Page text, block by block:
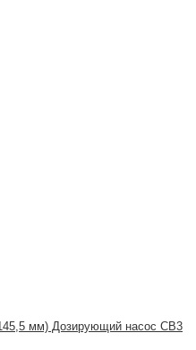
мм) Дозирующий насос CB3